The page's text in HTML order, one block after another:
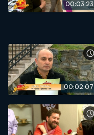
00:03:23
00:02:07